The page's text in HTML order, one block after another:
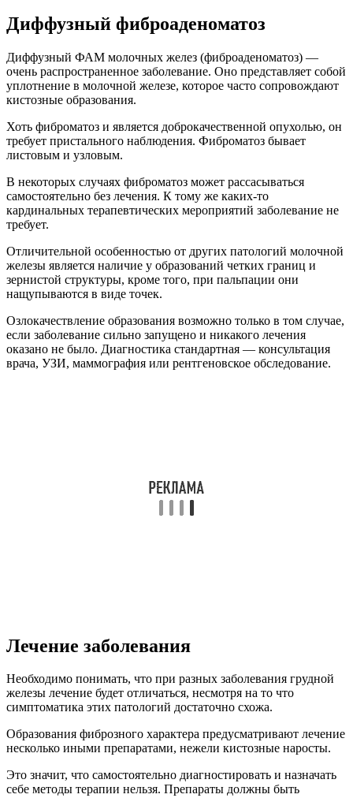
Диффузный фиброаденоматоз
Диффузный ФАМ молочных желез (фиброаденоматоз) —
очень распространенное заболевание. Оно представляет собой
уплотнение в молочной железе, которое часто сопровождают
кистозные образования.
Хоть фиброматоз и является доброкачественной опухолью, он
требует пристального наблюдения. Фиброматоз бывает
листовым и узловым.
В некоторых случаях фиброматоз может рассасываться
самостоятельно без лечения. К тому же каких-то
кардинальных терапевтических мероприятий заболевание не
требует.
Отличительной особенностью от других патологий молочной
железы является наличие у образований четких границ и
зернистой структуры, кроме того, при пальпации они
нащупываются в виде точек.
Озлокачествление образования возможно только в том случае,
если заболевание сильно запущено и никакого лечения
оказано не было. Диагностика стандартная — консультация
врача, УЗИ, маммография или рентгеновское обследование.
Лечение заболевания
Необходимо понимать, что при разных заболевания грудной
железы лечение будет отличаться, несмотря на то что
симптоматика этих патологий достаточно схожа.
Образования фиброзного характера предусматривают лечение
несколько иными препаратами, нежели кистозные наросты.
Это значит, что самостоятельно диагностировать и назначать
себе методы терапии нельзя. Препараты должны быть